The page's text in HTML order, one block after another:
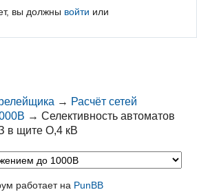
вы должны войти или
→ Расчёт сетей
→Селективность автоматов
в щите О,4 кВ
работает на PunBB